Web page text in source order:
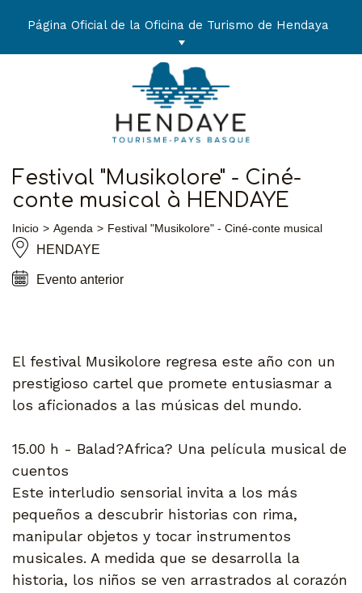
Página Oficial de la Oficina de Turismo de Hendaya
Festival "Musikolore" - Ciné-
conte musical à HENDAYE
Inicio Agenda Festival "Musikolore" - Ciné-conte musical
HENDAYE
Evento anterior
El festival Musikolore regresa este año con un
prestigioso cartel que promete entusiasmar a
los aficionados a las músicas del mundo.
15.00 h - Balad?Africa? Una película musical de
cuentos
Este interludio sensorial invita a los más
pequeños a descubrir historias con rima,
manipular objetos y tocar instrumentos
musicales. A medida que se desarrolla la
historia, los niños se ven arrastrados al corazón